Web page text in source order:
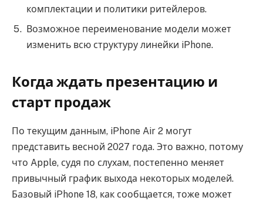
комплектации и политики ритейлеров.
Возможное переименование модели может
изменить всю структуру линейки iPhone.
Когда ждать презентацию и
старт продаж
По текущим данным, iPhone Air 2 могут
представить весной 2027 года. Это важно, потому
что Apple, судя по слухам, постепенно меняет
привычный график выхода некоторых моделей.
Базовый iPhone 18, как сообщается, тоже может